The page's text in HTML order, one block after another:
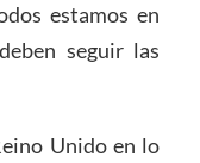
estamos en
seguir las
Unido en lo